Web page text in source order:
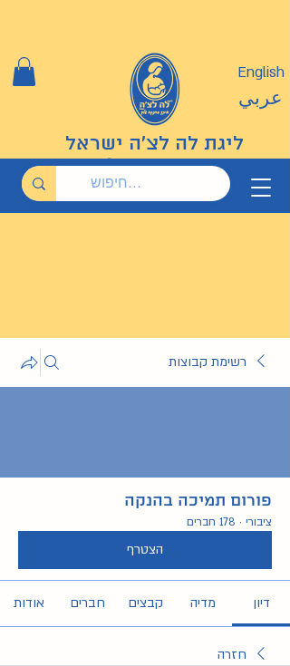
ליגת לה לצ'ה ישראל
English
عربي
רשימת קבוצות
פורום תמיכה בהנקה
ציבורי · 178 חברים
הצטרף
דיון מדיה קבצים חברים אודות
חזרה